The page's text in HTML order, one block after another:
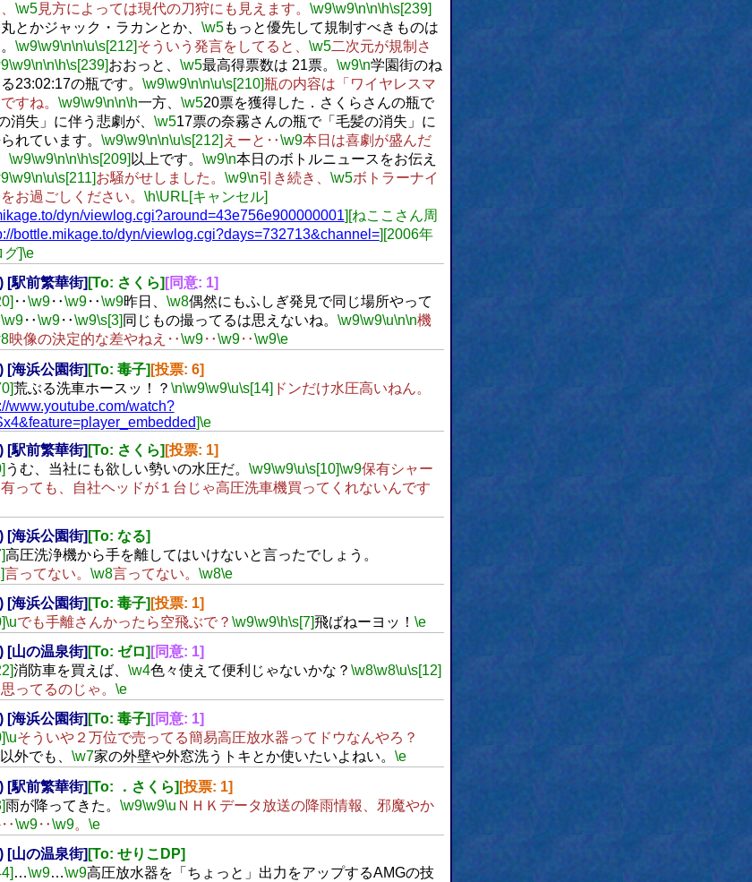
\w5見方によっては現代の刀狩にも見えます。 \w9\w9\n\n\h\s[239]
とかジャック・ラカンとか、 \w5もっと優先して規制すべきものは
\w9\w9\n\n\u\s[212]そういう発言をしてると、 \w5二次元が規制さ
\w9\n\n\h\s[239]おおっと、 \w5最高得票数は 21票。 \w9\n学園街のね
23:02:17の瓶です。 \w9\w9\n\n\u\s[210]瓶の内容は「ワイヤレスマ
すね。 \w9\w9\n\n\h一方、 \w520票を獲得した．さくらさんの瓶で
消失」に伴う悲劇が、 \w517票の奈霧さんの瓶で「毛髪の消失」に
れています。 \w9\w9\n\n\u\s[212] えーと‥\w9本日は喜劇が盛んだ
\w9\w9\n\n\h\s[209] 以上です。 \w9\n本日のボトルニュースをお伝え
\w9\n\u\s[211]お騒がせしました。 \w9\n引き続き、 \w5ボトラーナイ
お過ごしください。 \h\URL[キャンセル]
dyn/viewlog.cgi?around=43e756e900000001][ねここさん周
bottle.mikage.to/dyn/viewlog.cgi?days=732713&channel=][2006年
]\e
[駅前繁華街] [To: さくら] [同意: 1]
‥\w9‥\w9‥\w9昨日、 \w8偶然にもふしぎ発見で同じ場所やって
\w9‥\w9‥\w9\s[3] 同じもの撮ってるは思えないね。 \w9\w9\u\n\n機
映像の決定的な差やねえ‥\w9‥\w9‥\w9\e
[海浜公園街] [To: 毒子] [投票: 6]
荒ぶる洗車ホースッ！？ \n\w9\w9\u\s[14] ドンだけ水圧高いねん。
www.youtube.com/watch?
]\e
[駅前繁華街] [To: さくら] [投票: 1]
うむ、当社にも欲しい勢いの水圧だ。 \w9\w9\u\s[10]\w9保有シャー
っても、自社ヘッドが１台じゃ高圧洗車機買ってくれないんです
[海浜公園街] [To: なる]
高圧洗浄機から手を離してはいけないと言ったでしょう。
言ってない。 \w8言ってない。 \w8\e
[海浜公園街] [To: 毒子] [投票: 1]
\uでも手離さんかったら空飛ぶで？ \w9\w9\h\s[7]飛ばねーヨッ！ \e
[山の温泉街] [To: ゼロ] [同意: 1]
消防車を買えば、 \w4色々使えて便利じゃないかな？ \w8\w8\u\s[12]
ってるのじゃ。 \e
[海浜公園街] [To: 毒子] [同意: 1]
\uそういや２万位で売ってる簡易高圧放水器ってドウなんやろ？
外でも、 \w7家の外壁や外窓洗うトキとか使いたいよねい。 \e
[駅前繁華街] [To: ．さくら] [投票: 1]
雨が降ってきた。 \w9\w9\u ＮＨＫデータ放送の降雨情報、邪魔やか
‥\w9‥\w9。 \e
[山の温泉街] [To: せりこDP]
…\w9…\w9高圧放水器を「ちょっと」出力をアップするAMGの技